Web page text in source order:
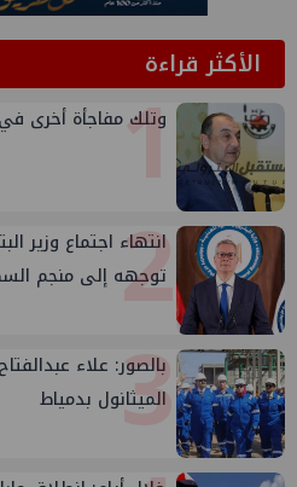
الأكثر قراءة1
وتلك مفاجأة أخرى
2
انتهاء اجتماع وزير
توجهه إلى منجم
3
بالصور: علاء
الميثانول بدمياط